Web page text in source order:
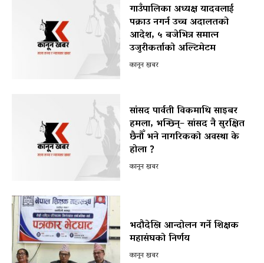
गाउँपालिका अध्यक्ष यादवलाई
पक्राउ नगर्न उच्च अदालतको
आदेश, ५ बजेभित्र समात्न
उजुरीकर्ताको अल्टिमेटम
कानून खबर
सांसद पार्वती विकमाथि साइबर
हमला, भन्छिन्– सांसद नै सुरक्षित
छैनौँ भने नागरिकको अवस्था के
होला ?
कानून खबर
भदौदेखि आन्दोलन गर्ने शिक्षक
महासंघको निर्णय
कानून खबर